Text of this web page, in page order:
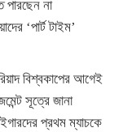
পারছেন না
‘পার্ট টাইম’
বিশ্বকাপের আগেই
সূত্রে জানা
প্রথম ম্যাচকে